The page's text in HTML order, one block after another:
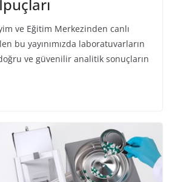
ve Eğitim Merkezinden canlı
bu yayınımızda laboratuvarların
ve güvenilir analitik sonuçların